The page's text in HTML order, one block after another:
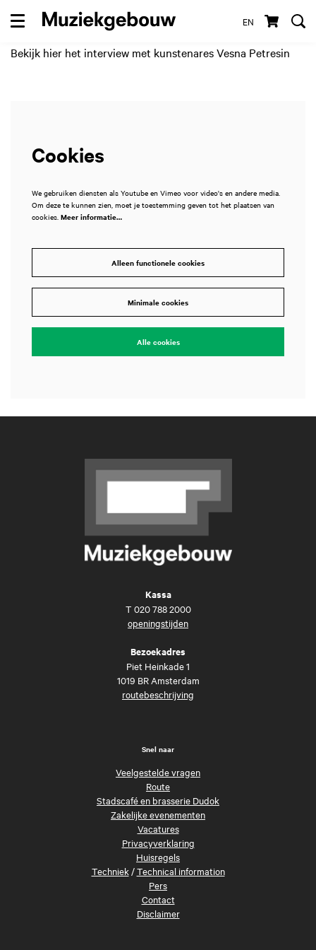
EN
Menu
Bekijk hier het interview met kunstenares Vesna Petresin
Cookies
We gebruiken diensten als Youtube en Vimeo voor video's en andere media.
Om deze te kunnen zien, moet je toestemming geven tot het plaatsen van
cookies. Meer informatie…
Alleen functionele cookies
Minimale cookies
Alle cookies
Kassa
T 020 788 2000
openingstijden
Bezoekadres
Piet Heinkade 1
1019 BR Amsterdam
routebeschrijving
Snel naar
Veelgestelde vragen
Route
Stadscafé en brasserie Dudok
Zakelijke evenementen
Vacatures
Privacyverklaring
Huisregels
Techniek/Technical information
Pers
Contact
Disclaimer